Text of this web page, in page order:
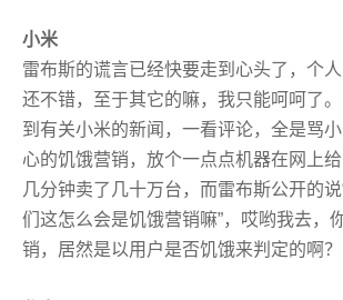
小米
雷布斯的谎言已经快要走到心头了，个
还不错，至于其它的嘛，我只能呵呵了
到有关小米的新闻，一看评论，全是骂
心的饥饿营销，放个一点点机器在网上
几分钟卖了几十万台，而雷布斯公开的
们这怎么会是饥饿营销嘛”，哎哟我去，
销，居然是以用户是否饥饿来判定的啊？